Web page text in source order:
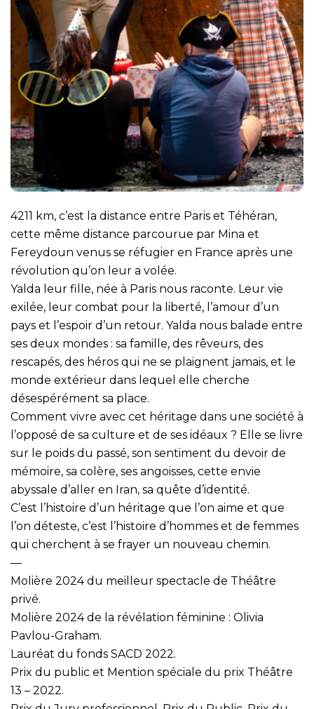
4211 km, c’est la distance entre Paris et Téhéran,
cette même distance parcourue par Mina et
Fereydoun venus se réfugier en France après une
révolution qu’on leur a volée.
Yalda leur fille, née à Paris nous raconte. Leur vie
exilée, leur combat pour la liberté, l’amour d’un
pays et l’espoir d’un retour. Yalda nous balade entre
ses deux mondes : sa famille, des rêveurs, des
rescapés, des héros qui ne se plaignent jamais, et le
monde extérieur dans lequel elle cherche
désespérément sa place.
Comment vivre avec cet héritage dans une société à
l’opposé de sa culture et de ses idéaux ? Elle se livre
sur le poids du passé, son sentiment du devoir de
mémoire, sa colère, ses angoisses, cette envie
abyssale d’aller en Iran, sa quête d’identité.
C’est l’histoire d’un héritage que l’on aime et que
l’on déteste, c’est l’histoire d’hommes et de femmes
qui cherchent à se frayer un nouveau chemin.
—
Molière 2024 du meilleur spectacle de Théâtre
privé.
Molière 2024 de la révélation féminine : Olivia
Pavlou-Graham.
Lauréat du fonds SACD 2022.
Prix du public et Mention spéciale du prix Théâtre
13 – 2022.